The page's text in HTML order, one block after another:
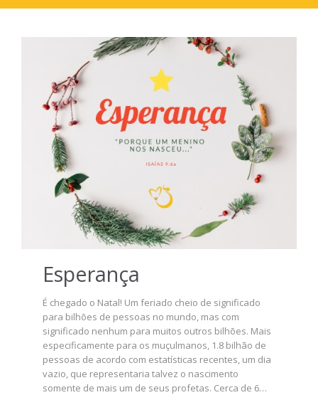
Esperança
É chegado o Natal! Um feriado cheio de significado
para bilhões de pessoas no mundo, mas com
significado nenhum para muitos outros bilhões. Mais
especificamente para os muçulmanos, 1.8 bilhão de
pessoas de acordo com estatísticas recentes, um dia
vazio, que representaria talvez o nascimento
somente de mais um de seus profetas. Cerca de 6…